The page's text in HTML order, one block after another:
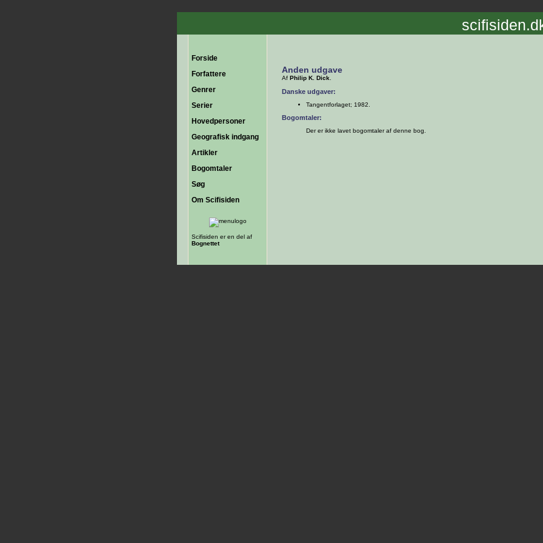
Forside
Forfattere
Genrer
Serier
Hovedpersoner
Geografisk indgang
Artikler
Bogomtaler
Søg
Om Scifisiden
Scifisiden er en del af
Bognettet
Anden udgave
Af Philip K. Dick
Danske udgaver:
Tangentforlaget; 1982.
Bogomtaler:
Der er ikke lavet bogomtaler af denne bog.